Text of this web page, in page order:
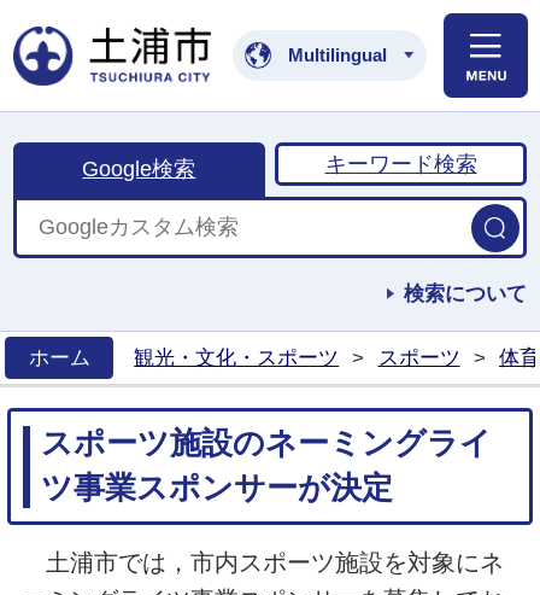
土浦市公式ホームペ
Multilingual
Google検索 キーワード検索
検索について
ホーム
観光・文化・スポーツ > スポーツ > 体
スポーツ施設のネーミングライ
ツ事業スポンサーが決定
土浦市では，市内スポーツ施設を対象にネ